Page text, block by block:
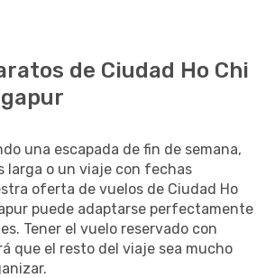
de Ciudad Ho Chi
una escapada de fin de semana,
larga o un viaje con fechas
oferta de vuelos de Ciudad Ho
puede adaptarse perfectamente
Tener el vuelo reservado con
que el resto del viaje sea mucho